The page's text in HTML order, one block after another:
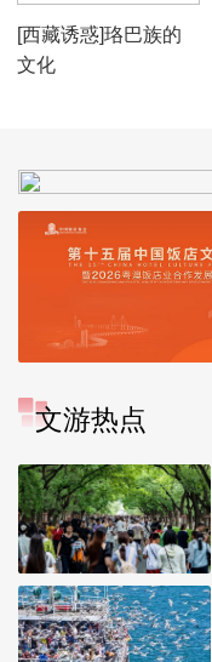
[西藏诱惑]珞巴族的
文化
文游热点